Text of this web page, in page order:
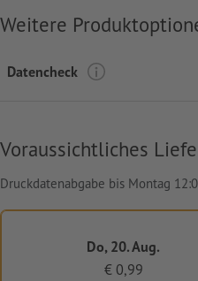
Weitere
Datencheck
Voraussichtliches
Druckdatenabgabe bis Montag
Do, 20. Aug.
€ 0,99